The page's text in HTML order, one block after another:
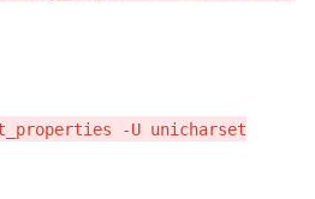
-U unicharset